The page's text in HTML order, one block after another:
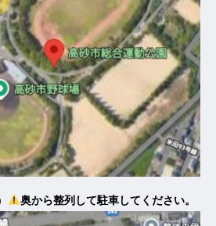
奥から整列して駐車してください。